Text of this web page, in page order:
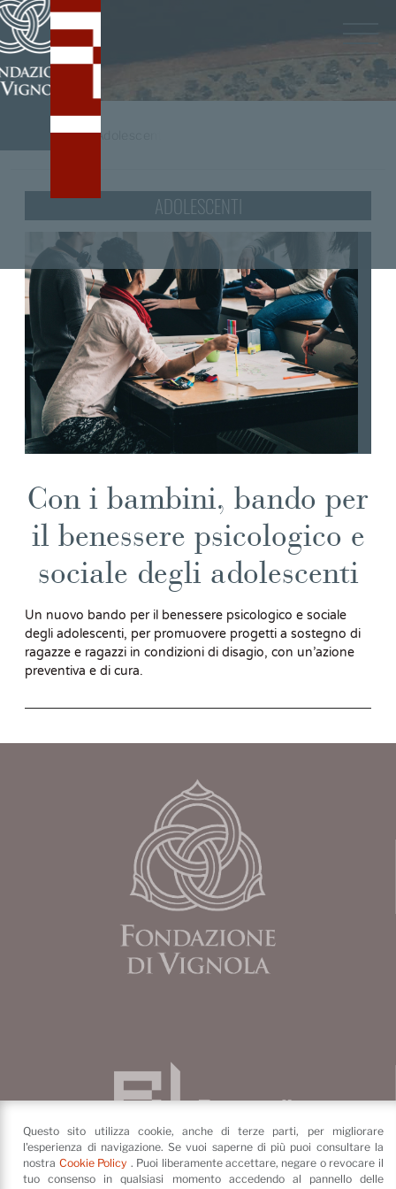
/tag Adolescenti
ADOLESCENTI
Con i bambini, bando per
il benessere psicologico e
sociale degli adolescenti
Un nuovo bando per il benessere psicologico e sociale
degli adolescenti, per promuovere progetti a sostegno di
ragazze e ragazzi in condizioni di disagio, con un’azione
preventiva e di cura.
Questo sito utilizza cookie, anche di terze parti, per migliorare
l'esperienza di navigazione. Se vuoi saperne di più puoi consultare la
nostra Cookie Policy . Puoi liberamente accettare, negare o revocare il
tuo consenso in qualsiasi momento accedendo al pannello delle